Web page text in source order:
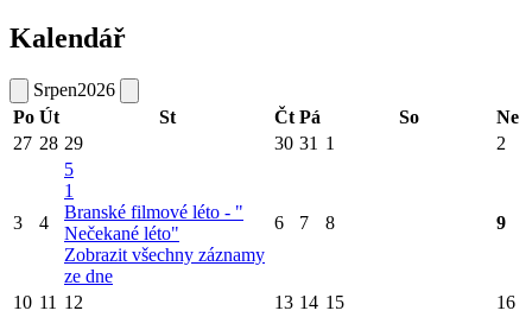
Kalendář
Srpen2026
Po Út St Čt Pá So
Ne
27 28 29 30 31 1 2
3 4
5
1
Branské filmové léto - "
Nečekané léto"
Zobrazit všechny záznamy
ze dne
6 7 8 9
10 11 12 13 14 15 16